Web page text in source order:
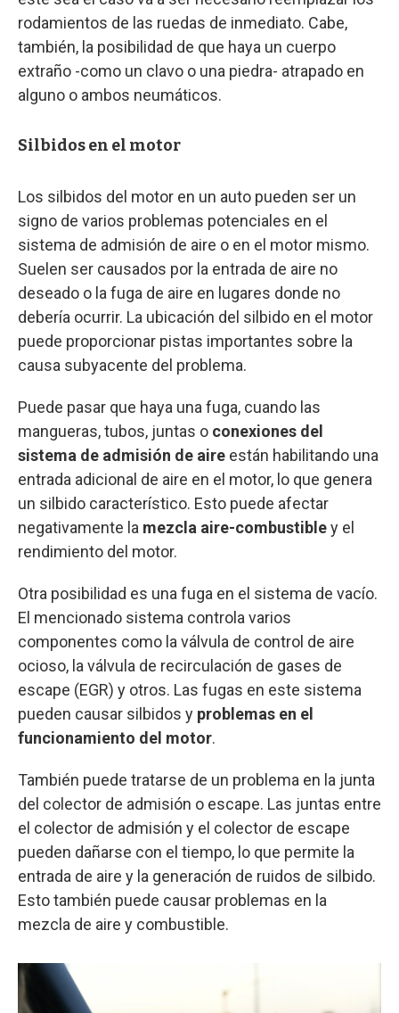
rodamientos de las ruedas de inmediato. Cabe,
también, la posibilidad de que haya un cuerpo
extraño -como un clavo o una piedra- atrapado en
alguno o ambos neumáticos.
Silbidos en el motor
Los silbidos del motor en un auto pueden ser un
signo de varios problemas potenciales en el
sistema de admisión de aire o en el motor mismo.
Suelen ser causados por la entrada de aire no
deseado o la fuga de aire en lugares donde no
debería ocurrir. La ubicación del silbido en el motor
puede proporcionar pistas importantes sobre la
causa subyacente del problema.
Puede pasar que haya una fuga, cuando las
mangueras, tubos, juntas o conexiones del
sistema de admisión de aire están habilitando una
entrada adicional de aire en el motor, lo que genera
un silbido característico. Esto puede afectar
negativamente la mezcla aire-combustibley el
rendimiento del motor.
Otra posibilidad es una fuga en el sistema de vacío.
El mencionado sistema controla varios
componentes como la válvula de control de aire
ocioso, la válvula de recirculación de gases de
escape (EGR) y otros. Las fugas en este sistema
pueden causar silbidos y problemas en el
funcionamiento del motor.
También puede tratarse de un problema en la junta
del colector de admisión o escape. Las juntas entre
el colector de admisión y el colector de escape
pueden dañarse con el tiempo, lo que permite la
entrada de aire y la generación de ruidos de silbido.
Esto también puede causar problemas en la
mezcla de aire y combustible.